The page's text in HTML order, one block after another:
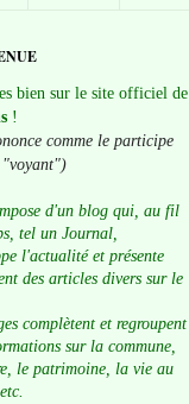
bien sur le site officiel de
!
comme le participe
"voyant")
d'un blog qui, au fil
tel un Journal,
l'actualité et présente
des articles divers sur le
complètent et regroupent
sur la commune,
le patrimoine, la vie au